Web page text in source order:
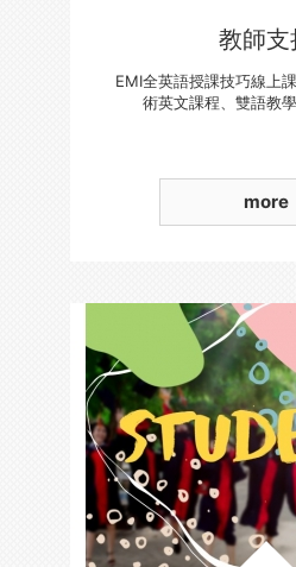
教師支
EMI全英語授課技巧線上
術英文課程、雙語教
more